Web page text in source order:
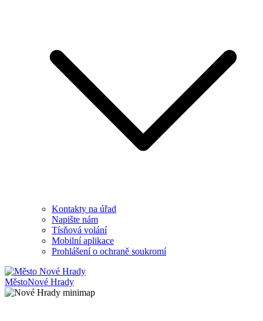
Kontakty na úřad
Napište nám
Tísňová volání
Mobilní aplikace
Prohlášení o ochraně soukromí
MěstoNové Hrady